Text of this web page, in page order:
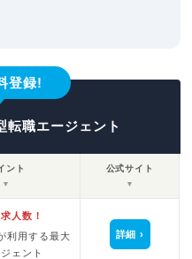
登録!
転職エージェント
ント
▼
公式サイト
▼
人数！
利用する最大
ェント
詳細